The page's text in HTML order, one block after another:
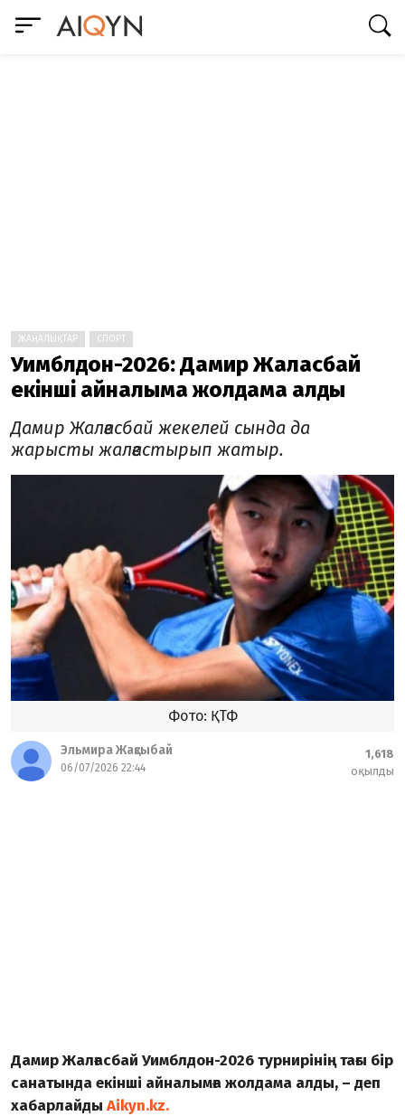
ЖАҢАЛЫҚТАР СПОРТ
Уимблдон-2026: Дамир Жалғасбай
екінші айналымға жолдама алды
Дамир Жалғасбай жекелей сында да
жарысты жалғастырып жатыр.
Фото: ҚТФ
Эльмира Жақсыбай
06/07/2026 22:44
1,618
оқылды
Дамир Жалғасбай Уимблдон-2026 турнирінің тағы бір
санатында екінші айналымға жолдама алды, – деп
хабарлайды Aikyn.kz.